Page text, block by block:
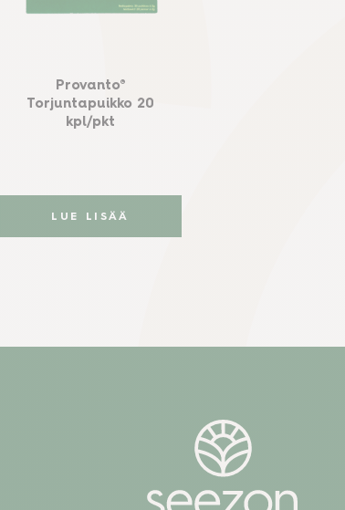
Provanto®
Torjuntapuikko 20
kpl/pkt
LUE LISÄÄ